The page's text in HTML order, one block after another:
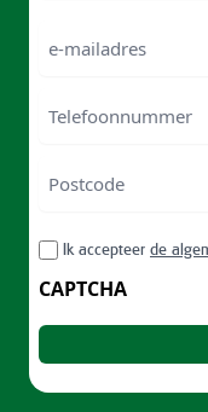
mailadres
/
Postal
RGPDIk accepteer de
CAPTCHA